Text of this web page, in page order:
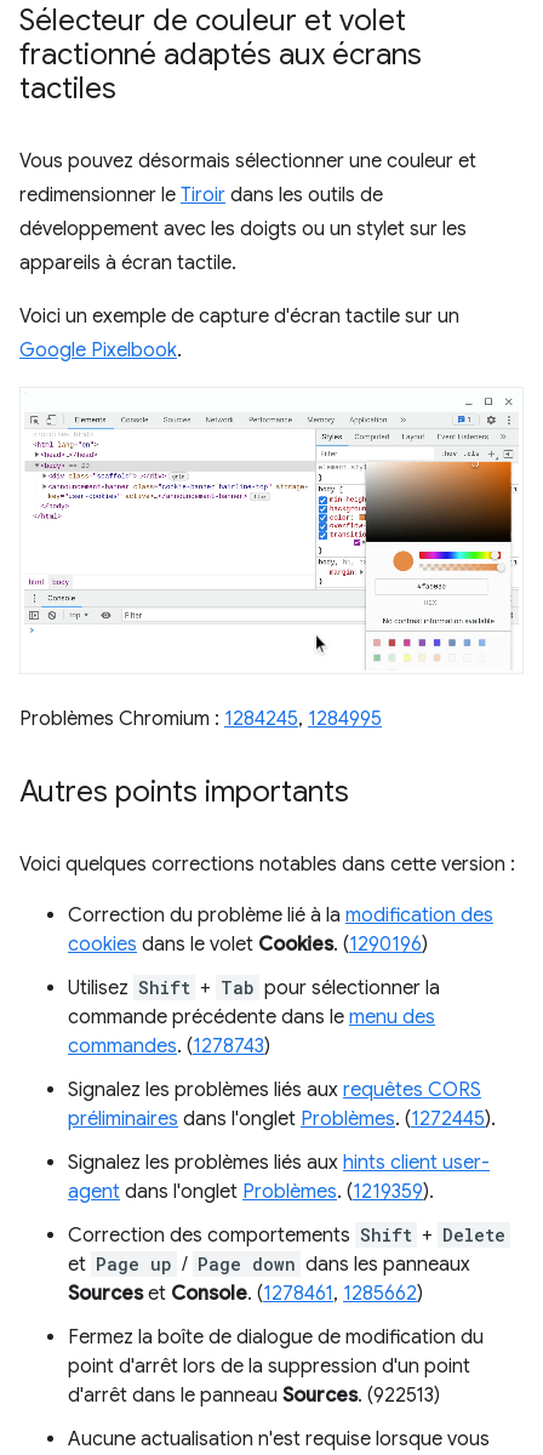
Sélecteur de couleur et volet
fractionné adaptés aux écrans
tactiles
Vous pouvez désormais sélectionner une couleur et
redimensionner le Tiroir dans les outils de
développement avec les doigts ou un stylet sur les
appareils à écran tactile.
Voici un exemple de capture d'écran tactile sur un
Google Pixelbook.
Problèmes Chromium : 1284245, 1284995
Autres points importants
Voici quelques corrections notables dans cette version :
Correction du problème lié à la modification des
cookies dans le volet Cookies. (1290196)
Utilisez Shift + Tab pour sélectionner la
commande précédente dans le menu des
commandes. (1278743)
Signalez les problèmes liés aux requêtes CORS
préliminaires dans l'onglet Problèmes. (1272445).
Signalez les problèmes liés aux hints client user-
agent dans l'onglet Problèmes. (1219359).
Correction des comportements Shift + Delete
et Page up / Page down dans les panneaux
Sourceset Console. (1278461, 1285662)
Fermez la boîte de dialogue de modification du
point d'arrêt lors de la suppression d'un point
d'arrêt dans le panneau Sources. (922513)
Aucune actualisation n'est requise lorsque vous